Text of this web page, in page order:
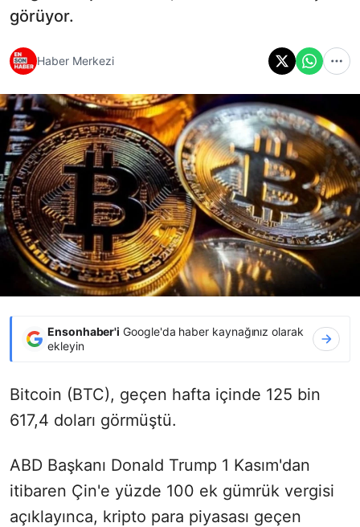
görüyor.
Haber Merkezi
Ensonhaber'i Google'da haber kaynağınız olarak
ekleyin
Bitcoin (BTC), geçen hafta içinde 125 bin
617,4 doları görmüştü.
ABD Başkanı Donald Trump 1 Kasım'dan
itibaren Çin'e yüzde 100 ek gümrük vergisi
açıklayınca, kripto para piyasası geçen